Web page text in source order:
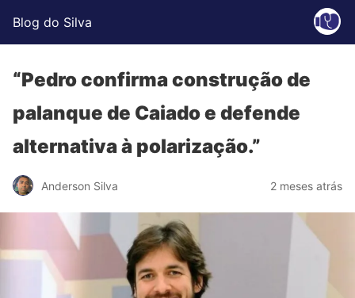
Blog do Silva
“Pedro confirma construção de
palanque de Caiado e defende
alternativa à polarização.”
Anderson Silva 2 meses atrás